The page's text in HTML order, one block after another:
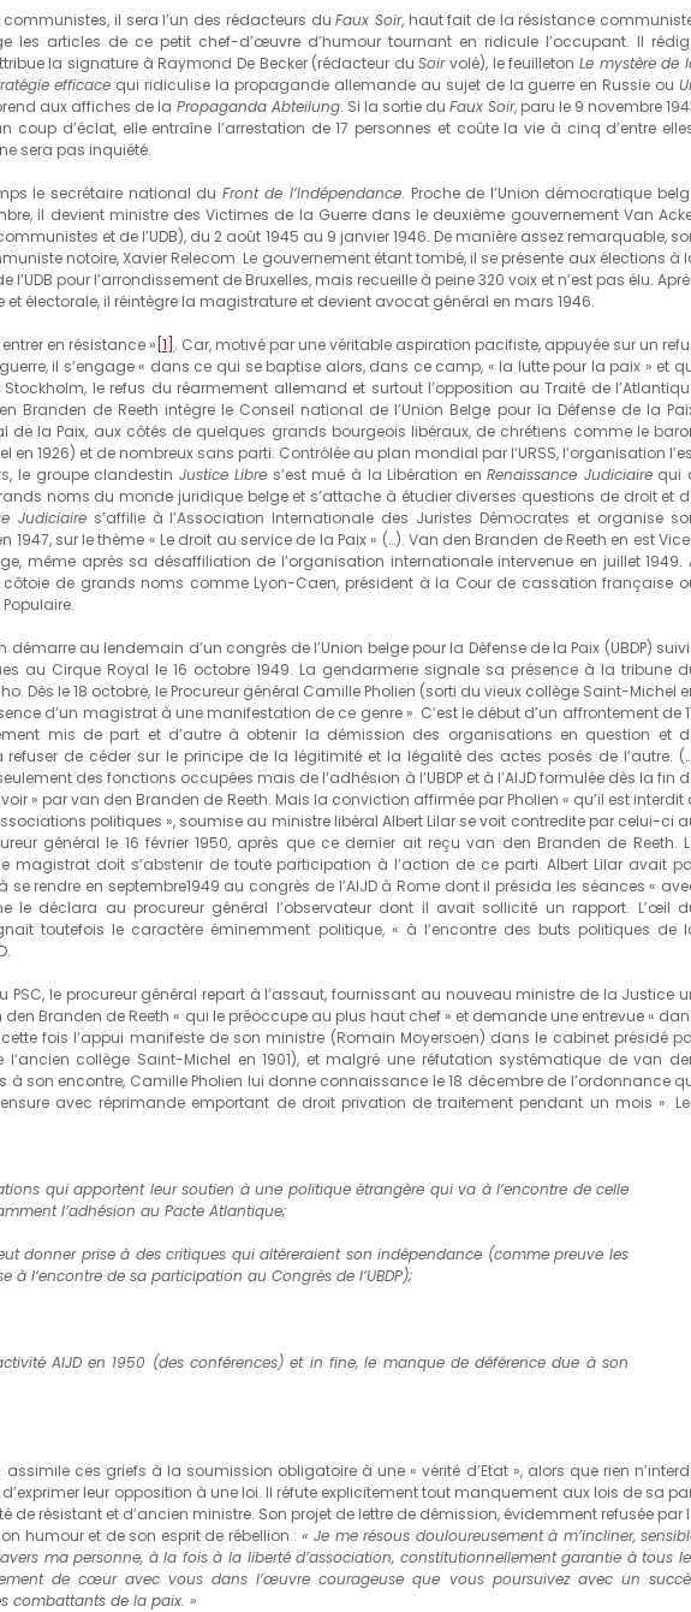
il sera l’un des rédacteurs duFaux Soir, haut fait de la résistance
les articles de ce petit chef-d’œuvre d’humour tournant en ridicule l’occupant. Il
la signature à Raymond De Becker (rédacteur duSoirvolé), le feuilletonLe mystère de
efficace qui ridiculise la propagande allemande au sujet de la guerre en Russie ou
aux affiches de la Propaganda Abteilung. Si la sortie du Faux Soir, paru le 9 novembre
coup d’éclat, elle entraîne l’arrestation de 17 personnes et coûte la vie à cinq d’entre
sera pas inquiété.
le secrétaire national du Front de l’Indépendance. Proche de l’Union démocratique
il devient ministre des Victimes de la Guerre dans le deuxième gouvernement Van
et de l’UDB), du 2 août 1945 au 9 janvier 1946. De manière assez remarquable,
notoire, Xavier Relecom. Le gouvernement étant tombé, il se présente aux élections à
l’UDB pour l’arrondissement de Bruxelles, mais recueille à peine 320 voix et n’est pas élu.
et électorale, il réintègre la magistrature et devient avocat général en mars 1946.
en résistance » [1] . Car, motivé par une véritable aspiration pacifiste, appuyée sur un
il s’engage « dans ce qui se baptise alors, dans ce camp, « la lutte pour la paix » et
le refus du réarmement allemand et surtout l’opposition au Traité de
Branden de Reeth intègre le Conseil national de l’Union Belge pour la Défense de la
de la Paix, aux côtés de quelques grands bourgeois libéraux, de chrétiens comme le
en 1926) et de nombreux sans parti. Contrôlée au plan mondial par l’URSS, l’organisation
le groupe clandestin Justice Libre s’est mué à la Libération enRenaissance Judiciairequi
noms du monde juridique belge et s’attache à étudier diverses questions de droit et
Judiciaires’affilie à l’Association Internationale des Juristes Démocrates et organise
1947, sur le thème « Le droit au service de la Paix » (…). Van den Branden de Reeth en est
même après sa désaffiliation de l’organisation internationale intervenue en juillet 1949.
côtoie de grands noms comme Lyon-Caen, président à la Cour de cassation française
démarre au lendemain d’un congrès de l’Union belge pour la Défense de la Paix (UBDP)
au Cirque Royal le 16 octobre 1949. La gendarmerie signale sa présence à la tribune
Dès le 18 octobre, le Procureur général Camille Pholien (sorti du vieux collège Saint-Michel
d’un magistrat à une manifestation de ce genre ». C’est le début d’un affrontement de
mis de part et d’autre à obtenir la démission des organisations en question et
refuser de céder sur le principe de la légitimité et la légalité des actes posés de l’autre.
des fonctions occupées mais de l’adhésion à l’UBDP et à l’AIJD formulée dès la fin
» par van den Branden de Reeth. Mais la conviction affirmée par Pholien « qu’il est interdit
politiques », soumise au ministre libéral Albert Lilar se voit contredite par celui-ci
général le 16 février 1950, après que ce dernier ait reçu van den Branden de Reeth.
magistrat doit s’abstenir de toute participation à l’action de ce parti. Albert Lilar avait
rendre en septembre1949 au congrès de l’AIJD à Rome dont il présida les séances «
le déclara au procureur général l’observateur dont il avait sollicité un rapport. L’œil
toutefois le caractère éminemment politique, « à l’encontre des buts politiques de
PSC, le procureur général repart à l’assaut, fournissant au nouveau ministre de la Justice
Branden de Reeth « qui le préoccupe au plus haut chef » et demande une entrevue «
fois l’appui manifeste de son ministre (Romain Moyersoen) dans le cabinet présidé
l’ancien collège Saint-Michel en 1901), et malgré une réfutation systématique de van
à son encontre, Camille Pholien lui donne connaissance le 18 décembre de l’ordonnance
avec réprimande emportant de droit privation de traitement pendant un mois ».
qui apportent leur soutien à une politique étrangère qui va à l’encontre de celle
l’adhésion au Pacte Atlantique;
donner prise à des critiques qui altéreraient son indépendance (comme preuve les
à l’encontre de sa participation au Congrès de l’UBDP);
AIJD en 1950 (des conférences) et in fine, le manque de déférence due à son
ces griefs à la soumission obligatoire à une « vérité d’Etat », alors que rien
leur opposition à une loi. Il réfute explicitement tout manquement aux lois de sa
de résistant et d’ancien ministre. Son projet de lettre de démission, évidemment refusée par
humour et de son esprit de rébellion : «Je me résous douloureusement à m’incliner,
ma personne, à la fois à la liberté d’association, constitutionnellement garantie à tous
de cœur avec vous dans l’œuvre courageuse que vous poursuivez avec un
combattants de la paix. »